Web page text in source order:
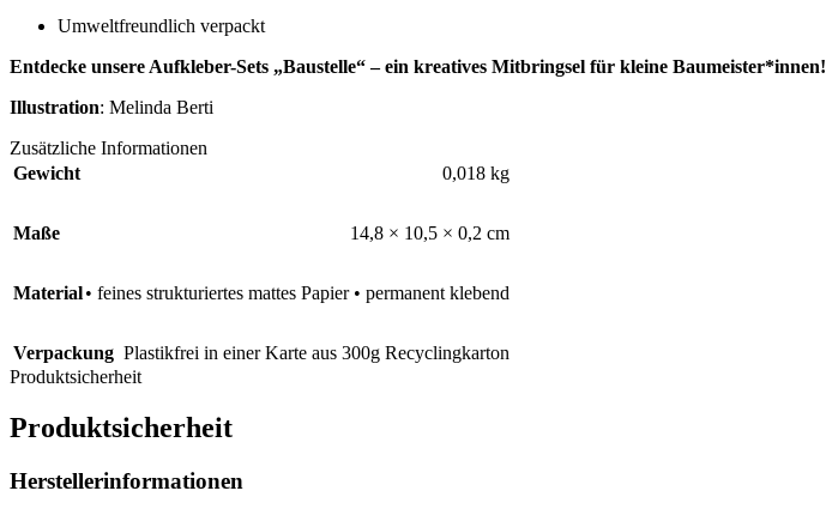
Umweltfreundlich verpackt
Entdecke unsere Aufkleber-Sets „Baustelle“ – ein kreatives Mitbringsel für kleine Baumeister*innen!
Illustration: Melinda Berti
Zusätzliche Informationen
Gewicht
0,018 kg
Maße 14,8 × 10,5 × 0,2 cm
Material• feines strukturiertes mattes Papier • permanent klebend
Verpackung Plastikfrei in einer Karte aus 300g Recyclingkarton
Produktsicherheit
Produktsicherheit
Herstellerinformationen